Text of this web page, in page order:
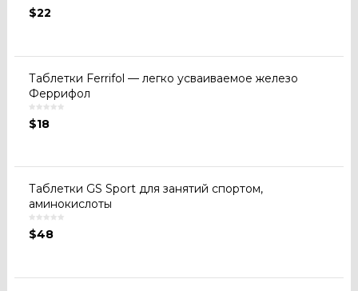
$22
Таблетки Ferrifol — легко усваиваемое железо
Феррифол
$18
Таблетки GS Sport для занятий спортом,
аминокислоты
$48